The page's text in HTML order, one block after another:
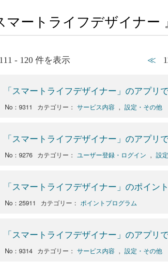
マートライフデザイナー
- 120 件を表示 ≪
「スマートライフデザイナー」のアプ
No：9311 カテゴリー： サービス内容 , 設定・その他
「スマートライフデザイナー」のアプ
No：9276 カテゴリー： ユーザー登録・ログイン , 設
「スマートライフデザイナー」のポイン
No：25911 カテゴリー： ポイントプログラム
「スマートライフデザイナー」のアプ
No：9314 カテゴリー： サービス内容 , 設定・その他